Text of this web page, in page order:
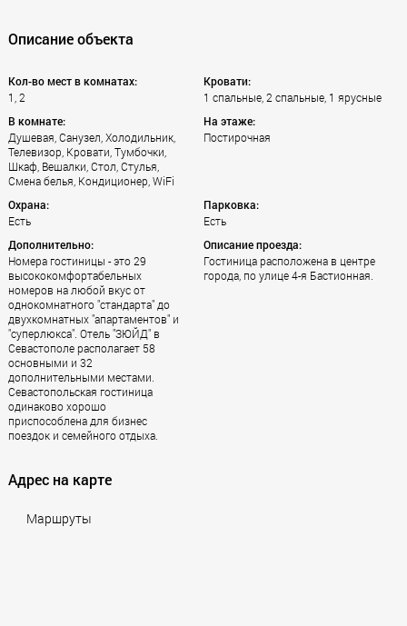
Описание объекта
Кол-во мест в комнатах:
1, 2
Кровати:
1 спальные, 2 спальные, 1 ярусные
В комнате:
Душевая, Санузел, Холодильник,
Телевизор, Кровати, Тумбочки,
Шкаф, Вешалки, Стол, Стулья,
Смена белья, Кондиционер, WiFi
На этаже:
Постирочная
Охрана:
Есть
Парковка:
Есть
Дополнительно:
Номера гостиницы - это 29
высококомфортабельных
номеров на любой вкус от
однокомнатного "стандарта" до
двухкомнатных "апартаментов" и
"суперлюкса". Отель "ЗЮЙД" в
Севастополе располагает 58
основными и 32
дополнительными местами.
Севастопольская гостиница
одинаково хорошо
приспособлена для бизнес
поездок и семейного отдыха.
Описание проезда:
Гостиница расположена в центре
города, по улице 4-я Бастионная.
Адрес на карте
Маршруты